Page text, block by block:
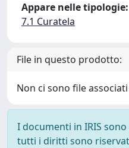
Appare nelle tipologie:
7.1 Curatela
File in questo prodotto:
Non ci sono file
I documenti in IRIS
tutti i diritti sono